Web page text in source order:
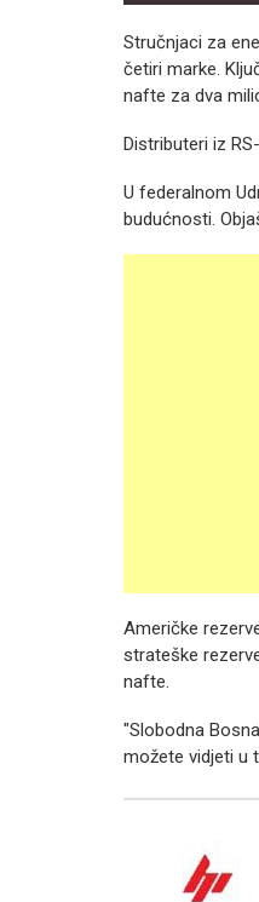
Stručnjaci za
četiri marke.
nafte za dva
Distributeri iz
U federalnom
budućnosti.
Američke
strateške
nafte.
"Slobodna
možete vidjeti u